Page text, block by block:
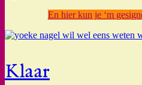
En hier kun je ‘m
Klaar